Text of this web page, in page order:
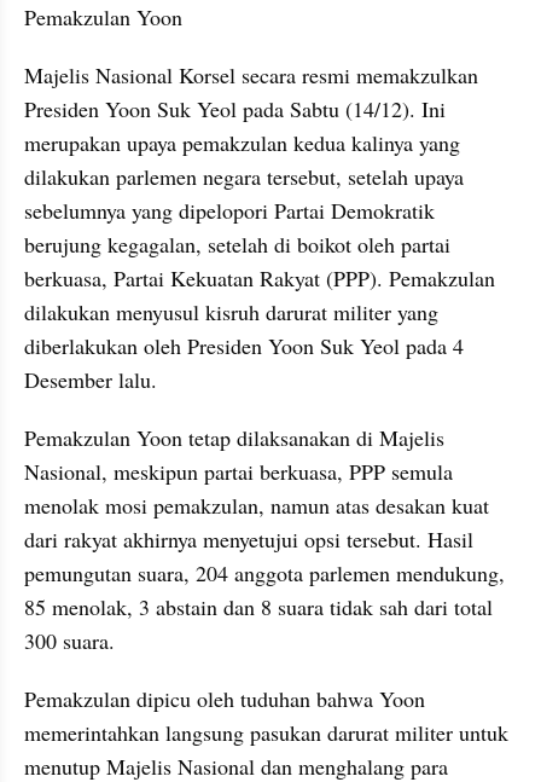
Pemakzulan Yoon
Majelis Nasional Korsel secara resmi memakzulkan
Presiden Yoon Suk Yeol pada Sabtu (14/12). Ini
merupakan upaya pemakzulan kedua kalinya yang
dilakukan parlemen negara tersebut, setelah upaya
sebelumnya yang dipelopori Partai Demokratik
berujung kegagalan, setelah di boikot oleh partai
berkuasa, Partai Kekuatan Rakyat (PPP). Pemakzulan
dilakukan menyusul kisruh darurat militer yang
diberlakukan oleh Presiden Yoon Suk Yeol pada 4
Desember lalu.
Pemakzulan Yoon tetap dilaksanakan di Majelis
Nasional, meskipun partai berkuasa, PPP semula
menolak mosi pemakzulan, namun atas desakan kuat
dari rakyat akhirnya menyetujui opsi tersebut. Hasil
pemungutan suara, 204 anggota parlemen mendukung,
85 menolak, 3 abstain dan 8 suara tidak sah dari total
300 suara.
Pemakzulan dipicu oleh tuduhan bahwa Yoon
memerintahkan langsung pasukan darurat militer untuk
menutup Majelis Nasional dan menghalang para